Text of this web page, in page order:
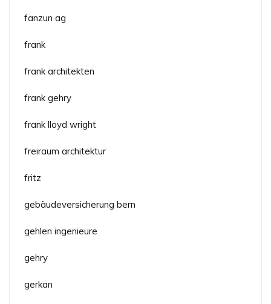
fanzun ag
frank
frank architekten
frank gehry
frank lloyd wright
freiraum architektur
fritz
gebäudeversicherung bern
gehlen ingenieure
gehry
gerkan